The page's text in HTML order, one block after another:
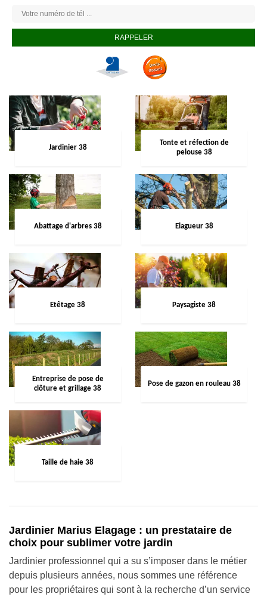
Jardinier 38
Tonte et réfection de
pelouse 38
Abattage d'arbres 38 Elagueur 38
Etêtage 38 Paysagiste 38
Entreprise de pose de
clôture et grillage 38
Pose de gazon en rouleau 38
Taille de haie 38
Jardinier Marius Elagage : un prestataire de
choix pour sublimer votre jardin
Jardinier professionnel qui a su s’imposer dans le métier
depuis plusieurs années, nous sommes une référence
pour les propriétaires qui sont à la recherche d’un service